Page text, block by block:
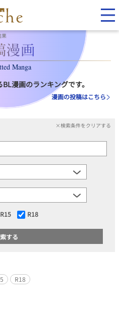
果
Manga
漫画のランキングです。
漫画の投稿はこちら
×検索条件をクリアする
R15 R18
R18